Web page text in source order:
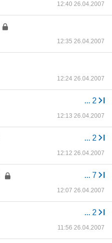
12:40 26.04.2007
12:35 26.04.2007
12:24 26.04.2007
... 2
12:13 26.04.2007
... 2
12:12 26.04.2007
... 7
12:07 26.04.2007
... 2
11:56 26.04.2007